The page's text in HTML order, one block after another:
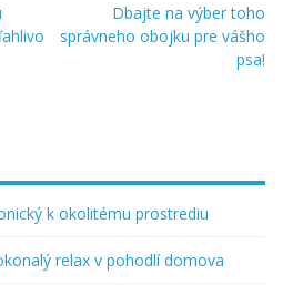
Dbajte na výber toho
správneho obojku pre vášho
psa!
k okolitému prostrediu
relax v pohodlí domova